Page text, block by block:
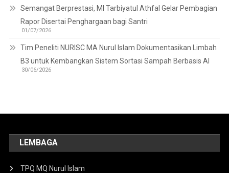
Semangat Berprestasi, MI Tarbiyatul Athfal Gelar Pembagian
Rapor Disertai Penghargaan bagi Santri
01/07/2026
Tim Peneliti NURISC MA Nurul Islam Dokumentasikan Limbah
B3 untuk Kembangkan Sistem Sortasi Sampah Berbasis AI
30/06/2026
LEMBAGA
TPQ MQ Nurul Islam